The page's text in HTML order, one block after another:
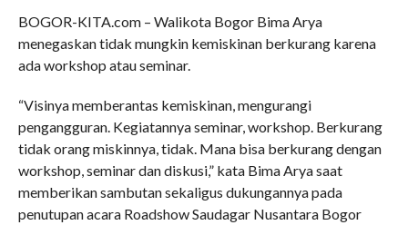
BOGOR-KITA.com – Walikota Bogor Bima Arya
menegaskan tidak mungkin kemiskinan berkurang karena
ada workshop atau seminar.
“Visinya memberantas kemiskinan, mengurangi
pengangguran. Kegiatannya seminar, workshop. Berkurang
tidak orang miskinnya, tidak. Mana bisa berkurang dengan
workshop, seminar dan diskusi,” kata Bima Arya saat
memberikan sambutan sekaligus dukungannya pada
penutupan acara Roadshow Saudagar Nusantara Bogor